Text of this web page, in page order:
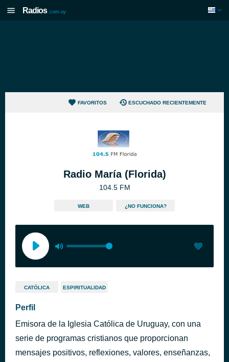
Radios .com.uy
FAVORITOS ESCUCHADO RECIENTEMENTE
Radio María (Florida)
104.5 FM
WEB ¿NO FUNCIONA?
CATÓLICA ESPIRITUALIDAD
Perfil
Emisora de la Iglesia Católica de Uruguay, con una
serie de programas cristianos que proporcionan
mensajes positivos, reflexiones, valores, enseñanzas,